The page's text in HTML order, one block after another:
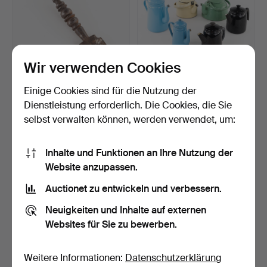
KNOPFLOCHEISEN. 17./18.
Jahrhundert, Eisen.
6 Tage
KAFFEKANNEN, Blech, 6
Stück.
4 Tage
Wir verwenden Cookies
Einige Cookies sind für die Nutzung der
Dienstleistung erforderlich. Die Cookies, die Sie
selbst verwalten können, werden verwendet, um:
Inhalte und Funktionen an Ihre Nutzung der
Website anzupassen.
Auctionet zu entwickeln und verbessern.
Neuigkeiten und Inhalte auf externen
Websites für Sie zu bewerben.
Weitere Informationen: Datenschutzerklärung